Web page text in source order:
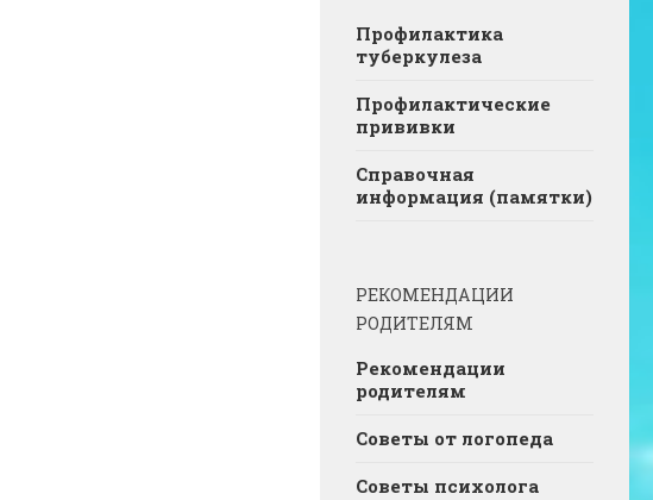
Профилактика
туберкулеза
Профилактические
прививки
Справочная
информация (памятки)
РЕКОМЕНДАЦИИ
РОДИТЕЛЯМ
Рекомендации
родителям
Советы от логопеда
Советы психолога